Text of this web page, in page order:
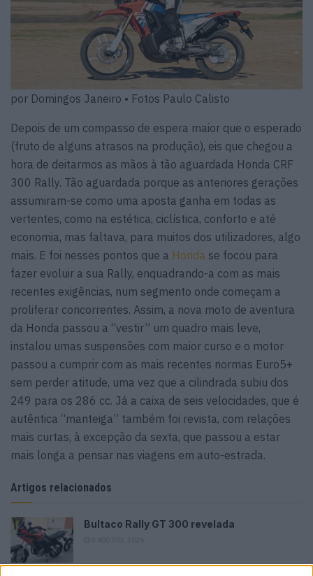
por Domingos Janeiro • Fotos Paulo Calisto
Depois de um compasso de espera maior que o esperado
(fruto de alguns atrasos na produção), eis que chegou a
hora de deitarmos as mãos à tão aguardada Honda CRF
300 Rally. Tão aguardada porque as anteriores gerações
assumiram-se como uma aposta ganha em todas as
vertentes, como na estética, ciclística, conforto e até
economia, mas faltava, para muitos dos utilizadores, algo
mais. E foi nesses pontos que a Honda se focou para
fazer evoluir a sua Rally, enquadrando-a com as mais
recentes exigências, num segmento onde começam a
proliferar concorrentes. Assim, a nova moto de aventura
da Honda passou a “vestir” um quadro mais leve,
instalou umas suspensões com maior curso e o motor
passou a cumprir com as mais recentes normas Euro5+
sem perder atitude, uma vez que a cilindrada subiu dos
249 para os 286 cc. Já a caixa de seis velocidades, que é
autêntica “manteiga” também foi revista, com relações
mais curtas, à excepção da sexta, que passou a estar
mais longa a pensar nas viagens em auto-estrada.
Artigos relacionados
Bultaco Rally GT 300 revelada